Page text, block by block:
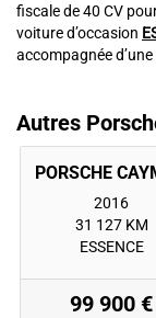
fiscale de 40 CV
voiture d’occasion
accompagnée
Autres
2016
31 127 KM
ESSENCE
99 900 €